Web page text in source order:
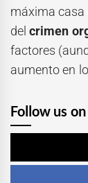
máxima casa
delcrimen
factores
aumento en
Follow us